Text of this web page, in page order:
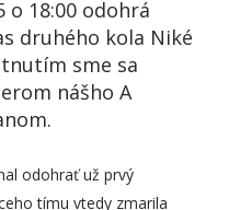
o 18:00 odohrá
druhého kola Niké
sme sa
nášho A
odohrať už prvý
tímu vtedy zmarila